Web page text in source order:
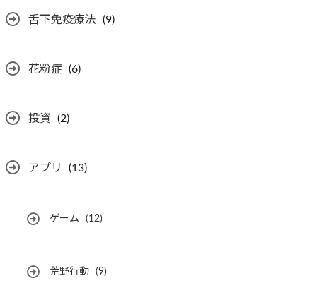
舌下免疫療法 (9)
花粉症 (6)
投資 (2)
アプリ (13)
ゲーム (12)
荒野行動 (9)